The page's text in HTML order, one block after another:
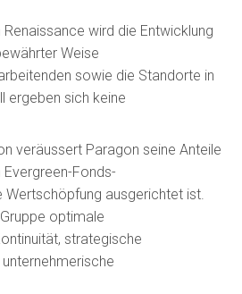
wird die Entwicklung
Weise
sowie die Standorte in
ergeben sich keine
veräussert Paragon seine Anteile
Fonds-
Wertschöpfung ausgerichtet ist.
optimale
strategische